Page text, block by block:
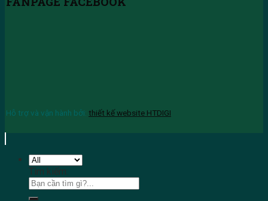
Hỗ trợ và vận hành bởi: thiết kế website HTDIGI
Tìm kiếm: